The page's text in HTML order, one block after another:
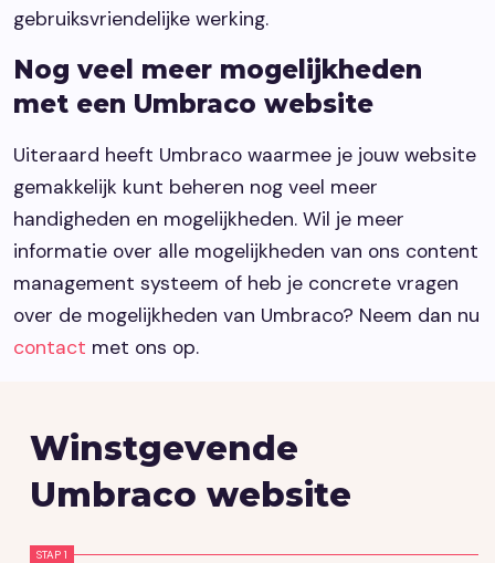
gebruiksvriendelijke werking.
Nog veel meer mogelijkheden
met een Umbraco website
Uiteraard heeft Umbraco waarmee je jouw website
gemakkelijk kunt beheren nog veel meer
handigheden en mogelijkheden. Wil je meer
informatie over alle mogelijkheden van ons content
management systeem of heb je concrete vragen
over de mogelijkheden van Umbraco? Neem dan nu
contact met ons op.
Winstgevende
Umbraco website
STAP 1